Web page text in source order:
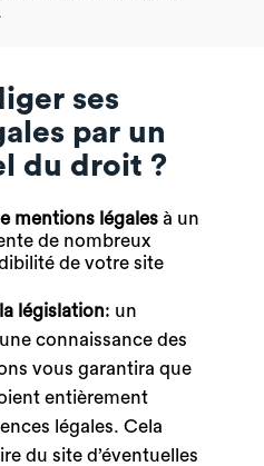
ses
par un
du droit ?
mentions légalesà un
de nombreux
de votre site
législation: un
connaissance des
vous garantira que
entièrement
légales. Cela
du site d’éventuelles